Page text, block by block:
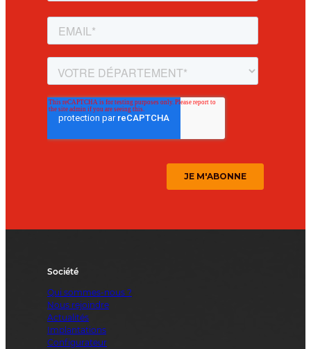
Société
Qui sommes-nous ?
Nous rejoindre
Actualités
Implantations
Configurateur